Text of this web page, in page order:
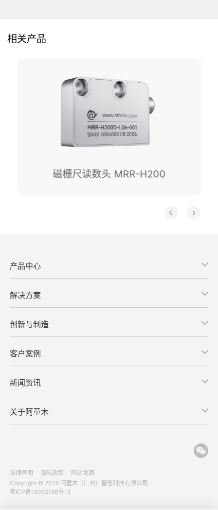
相关产品
磁栅尺读数头 MRR-H200
产品中心
解决方案
创新与制造
客户案例
新闻资讯
关于阿童木
Copyright © 2026 阿童木（广州）智能科技有限公司
粤ICP备18052766号-2
法律声明 隐私政策 网站地图